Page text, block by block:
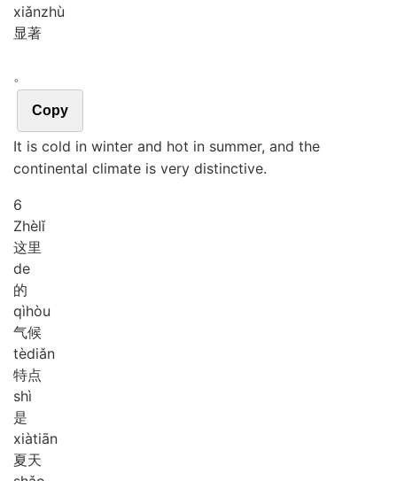
xiǎnzhù
显著
。
Copy
It is cold in winter and hot in summer, and the
continental climate is very distinctive.
6
Zhèlǐ
这里
de
的
qìhòu
气候
tèdiǎn
特点
shì
是
xiàtiān
夏天